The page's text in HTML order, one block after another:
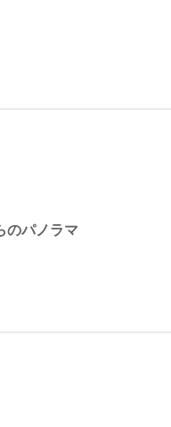
のパノラマ